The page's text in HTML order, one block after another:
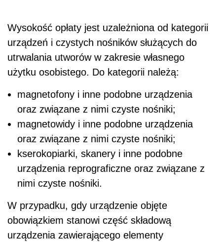
Wysokość opłaty jest uzależniona od kategorii
urządzeń i czystych nośników służących do
utrwalania utworów w zakresie własnego
użytku osobistego. Do kategorii należą:
magnetofony i inne podobne urządzenia
oraz związane z nimi czyste nośniki;
magnetowidy i inne podobne urządzenia
oraz związane z nimi czyste nośniki;
kserokopiarki, skanery i inne podobne
urządzenia reprograficzne oraz związane z
nimi czyste nośniki.
W przypadku, gdy urządzenie objęte
obowiązkiem stanowi część składową
urządzenia zawierającego elementy